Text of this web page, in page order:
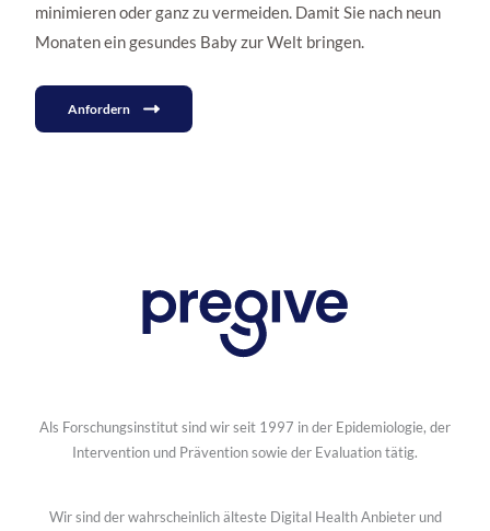
minimieren oder ganz zu vermeiden. Damit Sie nach neun
Monaten ein gesundes Baby zur Welt bringen.
Anfordern
Als Forschungsinstitut sind wir seit 1997 in der Epidemiologie, der
Intervention und Prävention sowie der Evaluation tätig.
Wir sind der wahrscheinlich älteste Digital Health Anbieter und